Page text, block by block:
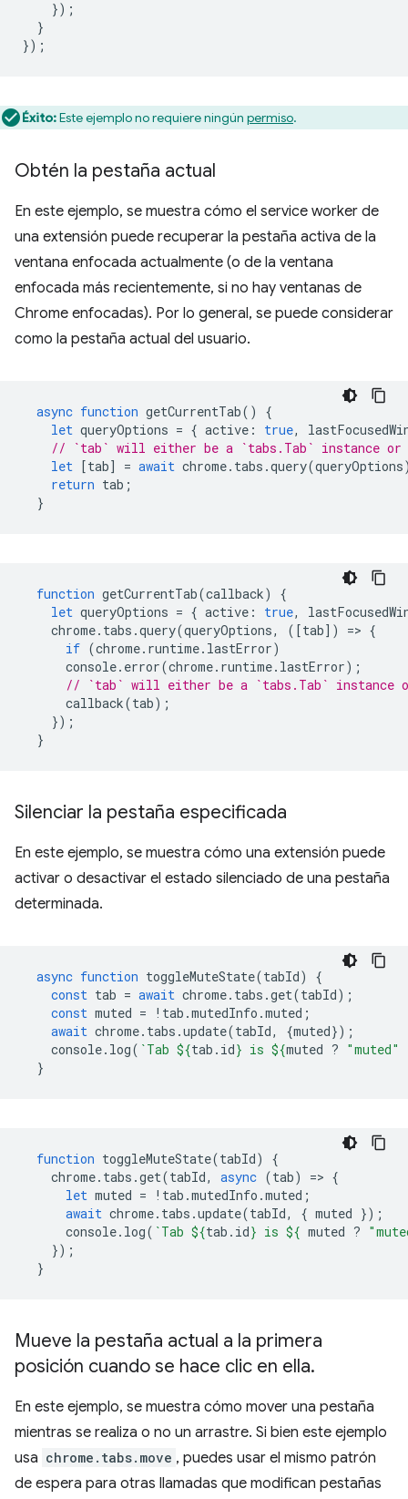
});
}
});
Éxito:Este ejemplo no requiere ningún permiso.
Obtén la pestaña actual
En este ejemplo, se muestra cómo el service worker de
una extensión puede recuperar la pestaña activa de la
ventana enfocada actualmente (o de la ventana
enfocada más recientemente, si no hay ventanas de
Chrome enfocadas). Por lo general, se puede considerar
como la pestaña actual del usuario.
async function getCurrentTab()
{
let queryOptions = { active : true,
// `tab` will either be a `tabs.Tab` instance or
let [tab] = await chrome. tabs .query(queryOptions
return tab ;
}
function getCurrentTab(callback)
{
let queryOptions = { active : true,
chrome. tabs .query(queryOptions, ([tab]) => {
if (chrome. runtime. lastError)
console. error(chrome. runtime. lastError);
// `tab` will either be a `tabs.Tab` instance
callback(tab);
});
}
Silenciar la pestaña especificada
En este ejemplo, se muestra cómo una extensión puede
activar o desactivar el estado silenciado de una pestaña
determinada.
async function toggleMuteState(tabId)
{
const tab = await chrome. tabs .get(tabId);
const muted = ! tab .mutedInfo .muted ;
await chrome. tabs .update(tabId, {muted});
console. log( `Tab ${tab . id} is ${muted ? "muted"
}
function toggleMuteState(tabId)
{
chrome. tabs .get(tabId, async (tab) => {
let muted = ! tab .mutedInfo .muted ;
await chrome. tabs .update(tabId, { muted });
console. log( `Tab ${tab . id} is ${ muted ?
});
}
Mueve la pestaña actual a la primera
posición cuando se hace clic en ella.
En este ejemplo, se muestra cómo mover una pestaña
mientras se realiza o no un arrastre. Si bien este ejemplo
usa chrome.tabs.move , puedes usar el mismo patrón
de espera para otras llamadas que modifican pestañas